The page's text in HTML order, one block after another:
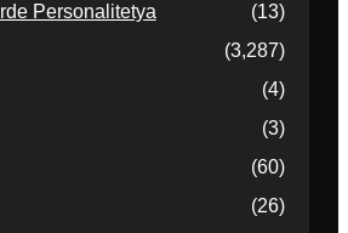
Personalitetya
(13)
(3,287)
(4)
(3)
(60)
(26)